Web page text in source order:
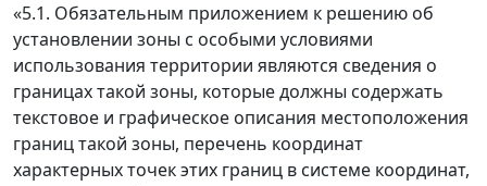
«5.1. Обязательным приложением к решению об
установлении зоны с особыми условиями
использования территории являются сведения о
границах такой зоны, которые должны содержать
текстовое и графическое описания местоположения
границ такой зоны, перечень координат
характерных точек этих границ в системе координат,